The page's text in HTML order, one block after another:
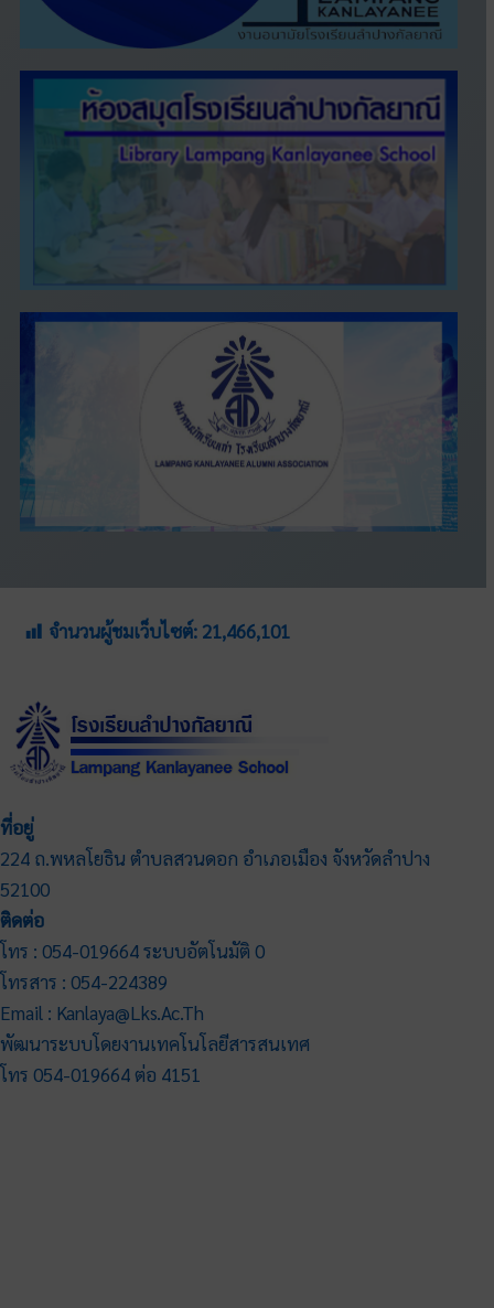
จำนวนผู้ชมเว็บไซต์: 21,466,101
ที่อยู่
224 ถ.พหลโยธิน ตำบลสวนดอก อำเภอเมือง จังหวัดลำปาง
52100
ติดต่อ
โทร : 054-019664 ระบบอัตโนมัติ 0
โทรสาร : 054-224389
Email : Kanlaya@lks.ac.th
พัฒนาระบบโดยงานเทคโนโลยีสารสนเทศ
โทร 054-019664 ต่อ 4151